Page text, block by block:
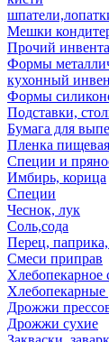
Мешки
Прочий
Формы
кухонный
Формы
Подставки,
Бумага для
Пленка
Специи и
Имбирь, корица
Специи
Чеснок, лук
Соль,сода
Перец,
Смеси приправ
Хлебопекарное
Хлебопекарные
Дрожжи
Дрожжи сухие